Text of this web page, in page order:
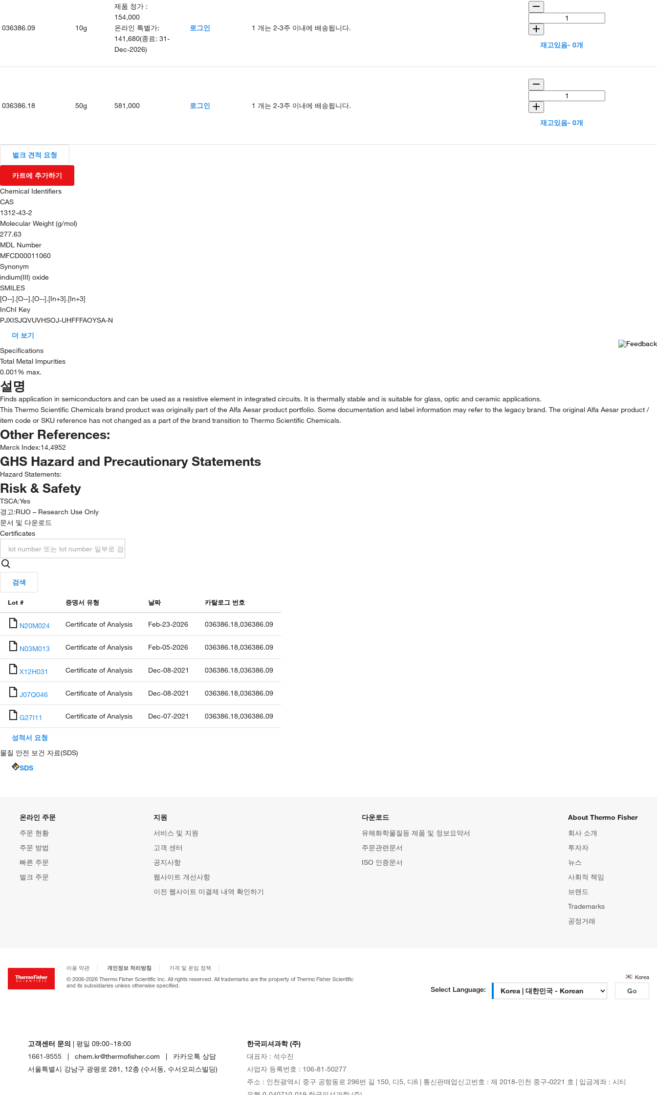
036386.09 10g
제품 정가 :
154,000
온라인 특별가:
141,680(종료: 31-
Dec-2026)
로그인 1 개는 2-3주 이내에 배송됩니다.
재고있음- 0개
036386.18 50g 581,000 로그인 1 개는 2-3주 이내에 배송됩니다.
재고있음- 0개
벌크 견적 요청
카트에 추가하기
Chemical Identifiers
CAS
1312-43-2
Molecular Weight (g/mol)
277.63
MDL Number
MFCD00011060
Synonym
indium(III) oxide
SMILES
[O--].[O--].[O--].[In+3].[In+3]
InChI Key
PJXISJQVUVHSOJ-UHFFFAOYSA-N
더 보기
Specifications
Total Metal Impurities
0.001% max.
설명
Finds application in semiconductors and can be used as a resistive element in integrated circuits. It is thermally stable and is suitable for glass, optic and ceramic applications.
This Thermo Scientific Chemicals brand product was originally part of the Alfa Aesar product portfolio. Some documentation and label information may refer to the legacy brand. The original Alfa Aesar product /
item code or SKU reference has not changed as a part of the brand transition to Thermo Scientific Chemicals.
Other References:
Merck Index:14,4952
GHS Hazard and Precautionary Statements
Hazard Statements:
Risk & Safety
TSCA:Yes
경고:RUO – Research Use Only
문서 및 다운로드
Certificates
검색
Lot # 증명서 유형 날짜 카탈로그 번호
N20M024 Certificate of Analysis Feb-23-2026 036386.18,036386.09
N03M013 Certificate of Analysis Feb-05-2026 036386.18,036386.09
X12H031 Certificate of Analysis Dec-08-2021 036386.18,036386.09
J07Q046 Certificate of Analysis Dec-08-2021 036386.18,036386.09
G27I11 Certificate of Analysis Dec-07-2021 036386.18,036386.09
성적서 요청
물질 안전 보건 자료(SDS)
SDS
온라인 주문
주문 현황
주문 방법
빠른 주문
벌크 주문
지원
서비스 및 지원
고객 센터
공지사항
웹사이트 개선사항
이전 웹사이트 미결제 내역 확인하기
다운로드
유해화학물질등 제품 및 정보요약서
주문관련문서
ISO 인증문서
About Thermo Fisher
회사 소개
투자자
뉴스
사회적 책임
브랜드
Trademarks
공정거래
이용 약관 개인정보 처리방침
가격 및 운임 정책
© 2006-2026 Thermo Fisher Scientific Inc. All rights reserved. All trademarks are the property of Thermo Fisher Scientific
and its subsidiaries unless otherwise specified.
Korea
Select Language: Go
고객센터 문의 | 평일 09:00~18:00
1661-9555 | chem.kr@thermofisher.com | 카카오톡 상담
서울특별시 강남구 광평로 281, 12층 (수서동, 수서오피스빌딩)
한국피셔과학 (주)
대표자 : 석수진
사업자 등록번호 : 106-81-50277
주소 : 인천광역시 중구 공항동로 296번 길 150, 디5, 디6 | 통신판매업신고번호 : 제 2018-인천 중구-0221 호 | 입금계좌 : 시티